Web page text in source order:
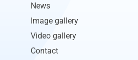
News
Image gallery
Video gallery
Contact